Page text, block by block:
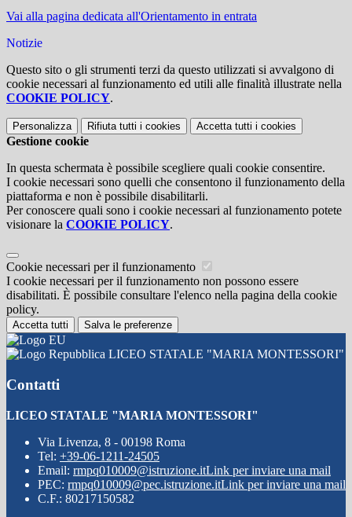
Vai alla pagina dedicata all'Orientamento in entrata
Notizie
Questo sito o gli strumenti terzi da questo utilizzati si avvalgono di
cookie necessari al funzionamento ed utili alle finalità illustrate nella
COOKIE POLICY.
Personalizza Rifiuta tutti i cookies Accetta tutti i cookies
Gestione cookie
In questa schermata è possibile scegliere quali cookie consentire.
I cookie necessari sono quelli che consentono il funzionamento della
piattaforma e non è possibile disabilitarli.
Per conoscere quali sono i cookie necessari al funzionamento potete
visionare la COOKIE POLICY.
Cookie necessari per il funzionamento
I cookie necessari per il funzionamento non possono essere
disabilitati. È possibile consultare l'elenco nella pagina della cookie
policy.
Accetta tutti Salva le preferenze
LICEO STATALE "MARIA MONTESSORI"
Contatti
LICEO STATALE "MARIA MONTESSORI"
Via Livenza, 8 - 00198 Roma
Tel: +39-06-1211-24505
Email: rmpq010009@istruzione.itLink per inviare una mail
PEC: rmpq010009@pec.istruzione.itLink per inviare una mail
C.F.: 80217150582